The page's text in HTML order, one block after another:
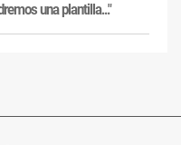
una plantilla..."